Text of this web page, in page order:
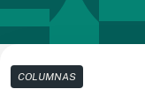
COLUMNAS